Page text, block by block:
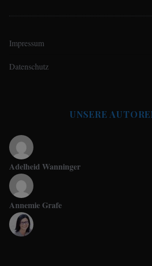
Impressum
Datenschutz
UNSERE
Adelheid Wanninger
Annemie Grafe